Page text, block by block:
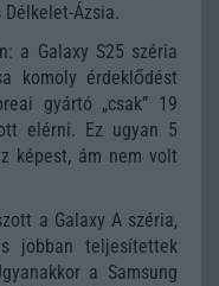
Ázsia.
a Galaxy S25 széria
komoly érdeklődést
gyártó „csak” 19
elérni. Ez ugyan 5
képest, ám nem volt
a Galaxy A széria,
jobban teljesítettek
a Samsung